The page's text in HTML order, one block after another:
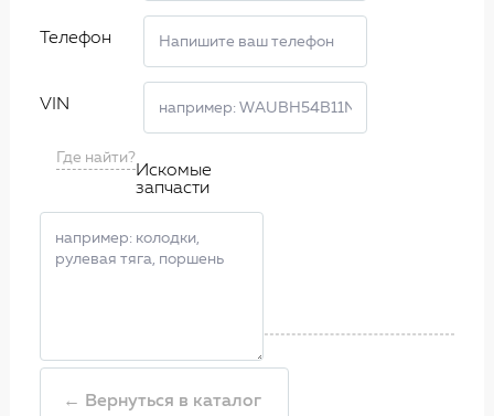
Телефон
VIN
Где найти?
Искомые
запчасти
← Вернуться в каталог